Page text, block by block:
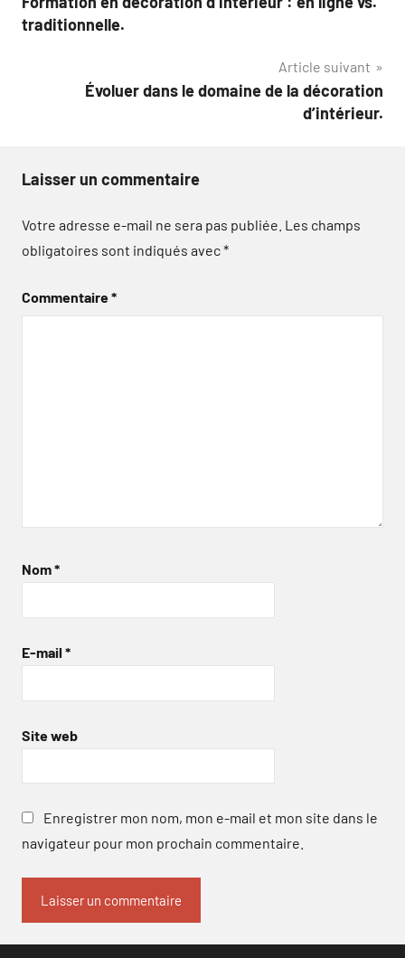
de
traditionnelle.
Article suivant
Évoluer dans le domaine de la décoration
d’intérieur.
Laisser un commentaire
Votre adresse e-mail ne sera pas publiée. Les champs
obligatoires sont indiqués avec*
Commentaire*
Nom*
E-mail *
Site web
Enregistrer mon nom, mon e-mail et mon site dans le
navigateur pour mon prochain commentaire.